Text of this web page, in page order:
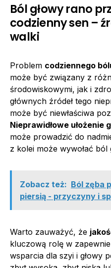
Ból głowy rano
codzienny sen –
walki
Problem codziennego
może być związany z
środowiskowymi, jak i
głównych źródeł tego
może być niewłaściwa
Nieprawidłowe ułożenie
może prowadzić do
z kolei może wywołać
Zobacz też: Ból zęba
piersią - przyczyny i
Warto zauważyć, że
kluczową rolę w
wsparcia dla szyi i głowy